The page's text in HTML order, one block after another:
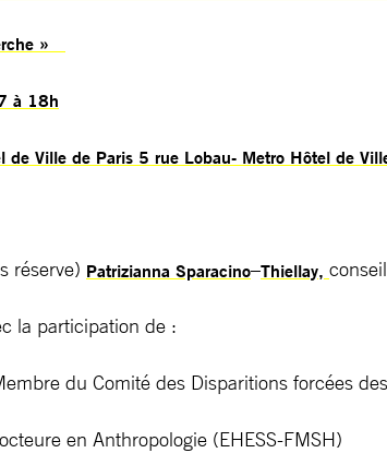
»
à 18h
de Ville de Paris 5 rue Lobau- Metro Hôtel de
réserve) Patrizianna Sparacino–Thiellay,
la participation de :
du Comité des Disparitions forcées
en Anthropologie (EHESS-FMSH)